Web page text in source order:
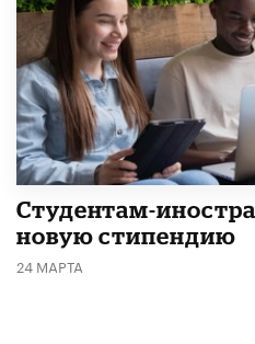
Студентам-
новую стипендию
24 МАРТА